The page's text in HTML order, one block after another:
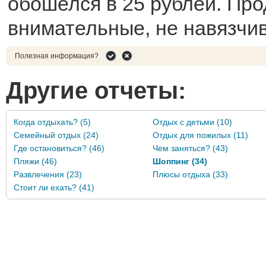
внимательные, не
Полезная информация?
Другие отчеты:
Когда отдыхать? (5)
Отдых с детьми (10)
Семейный отдых (24)
Отдых для пожилых (11)
Где остановиться? (46)
Чем заняться? (43)
Пляжи (46)
Шоппинг (34)
Развлечения (23)
Плюсы отдыха (33)
Стоит ли ехать? (41)